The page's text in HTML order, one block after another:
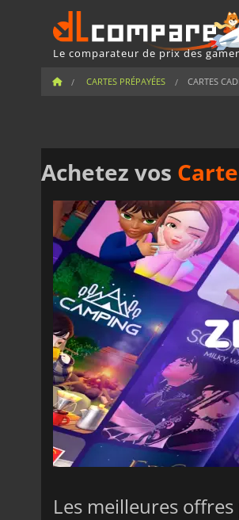
Le comparateur de prix des
CARTES PRÉPAYÉES CARTES
Achetez vos
Les meilleures